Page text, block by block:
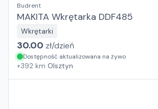
Budrent
MAKITA Wkrętarka DDF485
Wkrętarki
30.00 zł/dzień
Dostępność aktualizowana na żywo
+392 km Olsztyn